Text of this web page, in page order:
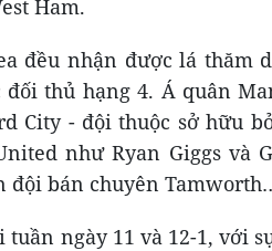
Ham.
đều nhận được lá thăm
thủ hạng 4. Á quân
City - đội thuộc sở hữu
như Ryan Giggs và
đội bán chuyên
tuần ngày 11 và 12-1, với